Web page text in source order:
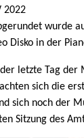
2022
wurde
Disko in der
letzte Tag der
sich die
sich noch der
Sitzung des